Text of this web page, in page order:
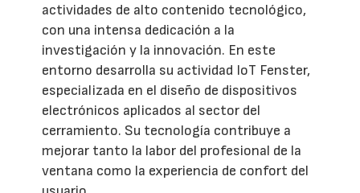
actividades de alto contenido tecnológico,
con una intensa dedicación a la
investigación y la innovación. En este
entorno desarrolla su actividad IoT Fenster,
especializada en el diseño de dispositivos
electrónicos aplicados al sector del
cerramiento. Su tecnología contribuye a
mejorar tanto la labor del profesional de la
ventana como la experiencia de confort del